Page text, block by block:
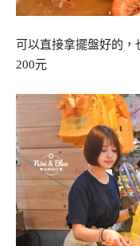
可以直接拿擺盤好的
200元